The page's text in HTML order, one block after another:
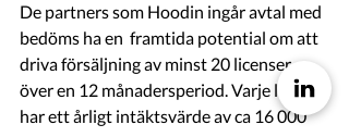
De partners som Hoodin ingår avtal med
bedöms ha en  framtida potential om att
driva försäljning av minst 20 licenser
över en 12 månadersperiod. Varje licens
har ett årligt intäktsvärde av ca 16 000